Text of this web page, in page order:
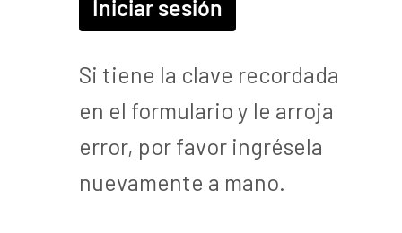
Si tiene la clave recordada
en el formulario y le arroja
error, por favor ingrésela
nuevamente a mano.